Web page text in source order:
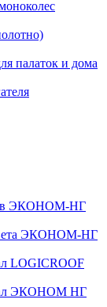
палаток и дома
ЭКОНОМ-НГ
ЭКОНОМ-НГ
LOGICROOF
ЭКОНОМ НГ